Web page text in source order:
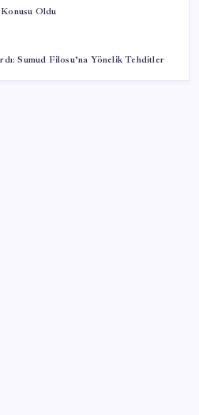
Oldu
Sumud Filosu’na Yönelik Tehditler